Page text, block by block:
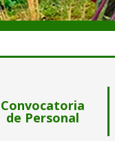
Convocatoria
de Personal